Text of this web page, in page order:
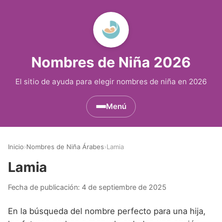
Nombres de Niña 2026
El sitio de ayuda para elegir nombres de niña en 2026
Menú
Nombres de Niña que empiezan por D
Nombres de Niña Egipcios
Nombres de Niña Americanos
Inicio›Nombres de Niña Árabes›Lamia
Lamia
Fecha de publicación: 4 de septiembre de 2025
En la búsqueda del nombre perfecto para una hija,